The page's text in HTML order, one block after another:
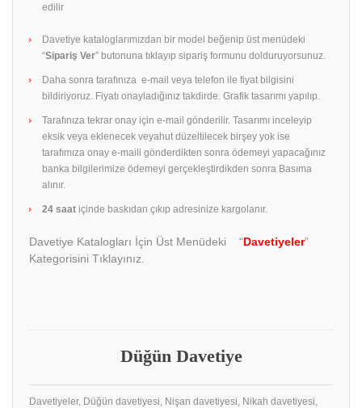
edilir
Davetiye kataloglarımızdan bir model beğenip üst menüdeki
“Sipariş Ver” butonuna tıklayıp sipariş formunu dolduruyorsunuz.
Daha sonra tarafınıza e-mail veya telefon ile fiyat bilgisini
bildiriyoruz. Fiyatı onayladığınız takdirde. Grafik tasarımı yapılıp.
Tarafınıza tekrar onay için e-mail gönderilir. Tasarımı inceleyip
eksik veya eklenecek veyahut düzeltilecek birşey yok ise
tarafımıza onay e-maili gönderdikten sonra ödemeyi yapacağınız
banka bilgilerimize ödemeyi gerçekleştirdikden sonra Basıma
alınır.
24 saat içinde baskıdan çıkıp adresinize kargolanır.
Davetiye Katalogları İçin Üst Menüdeki “Davetiyeler”
Kategorisini Tıklayınız.
Düğün Davetiye
Davetiyeler, Düğün davetiyesi, Nişan davetiyesi, Nikah davetiyesi,